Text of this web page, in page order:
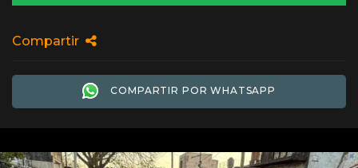
Compartir
COMPARTIR POR WHATSAPP